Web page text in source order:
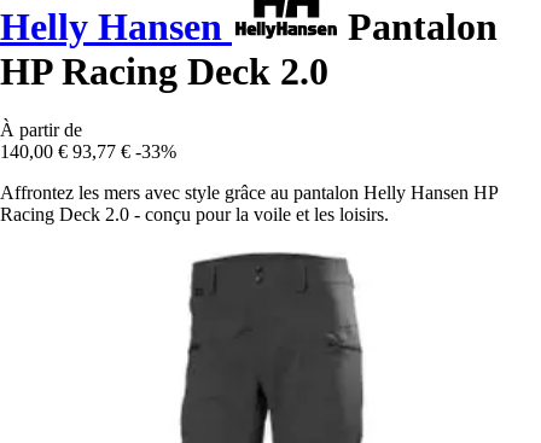
Helly Hansen
Pantalon
HP Racing Deck 2.0
À partir de
140,00 € 93,77 € -33%
Affrontez les mers avec style grâce au pantalon Helly Hansen HP
Racing Deck 2.0 - conçu pour la voile et les loisirs.